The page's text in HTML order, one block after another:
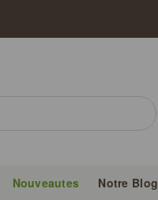
Nouveautes Notre Blog